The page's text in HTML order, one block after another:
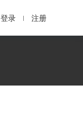
登录 注册